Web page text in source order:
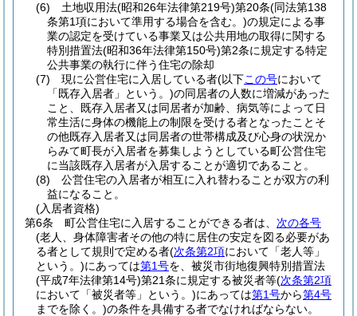
(6)
土地収用法(昭和26年法律第219号)第20条(同法第138
条第1項において準用する場合を含む。)の規定による事
業の認定を受けている事業又は公共用地の取得に関する
特別措置法(昭和36年法律第150号)第2条に規定する特定
公共事業の執行に伴う住宅の除却
(7)
現に公営住宅に入居している者(以下この号において
「既存入居者」という。)の同居者の人数に増減があった
こと、既存入居者又は同居者が加齢、病気等によって日
常生活に身体の機能上の制限を受ける者となったことそ
の他既存入居者又は同居者の世帯構成及び心身の状況か
らみて町長が入居者を募集しようとしている町公営住宅
に当該既存入居者が入居することが適切であること。
(8)
公営住宅の入居者が相互に入れ替わることが双方の利
益になること。
(入居者資格)
第6条
町公営住宅に入居することができる者は、 次の各号
(老人、身体障害者その他の特に居住の安定を図る必要があ
る者として規則で定める者(次条第2項において「老人等」
という。)にあっては第1号を、被災市街地復興特別措置法
(平成7年法律第14号)第21条に規定する被災者等(次条第2項
において「被災者等」という。)にあっては第1号から第4号
までを除く。)の条件を具備する者でなければならない。